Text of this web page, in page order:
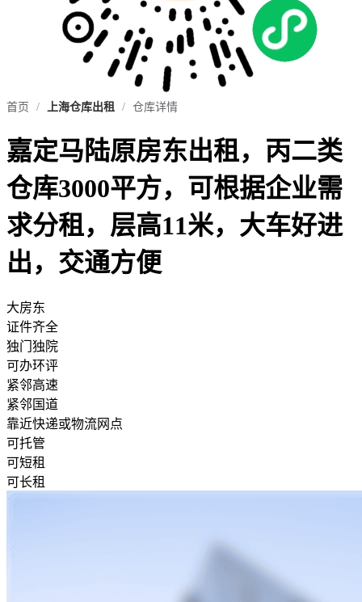
首页 / 上海仓库出租 / 仓库详情
嘉定马陆原房东出租，丙二类
仓库3000平方，可根据企业需
求分租，层高11米，大车好进
出，交通方便
大房东
证件齐全
独门独院
可办环评
紧邻高速
紧邻国道
靠近快递或物流网点
可托管
可短租
可长租